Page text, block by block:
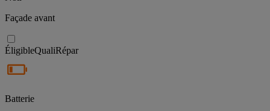
Façade avant
ÉligibleQualiRépar
Batterie